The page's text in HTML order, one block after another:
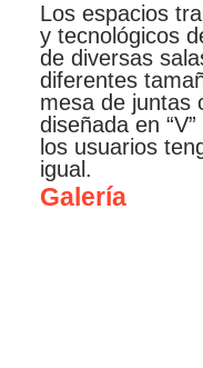
Los espacios
y tecnológicos
de diversas
diferentes
mesa de juntas
diseñada en
los usuarios
igual.
Galería